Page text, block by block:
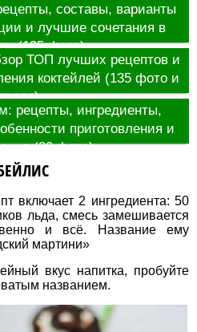
составы, варианты
и лучшие сочетания в
(125 фото)
ТОП лучших рецептов и
коктейлей (135 фото и
рецепты, ингредиенты,
приготовления и
(80 фото)
включает 2 ингредиента: 50
льда, смесь замешивается
и всё. Название ему
мартини»
вкус напитка, пробуйте
названием.